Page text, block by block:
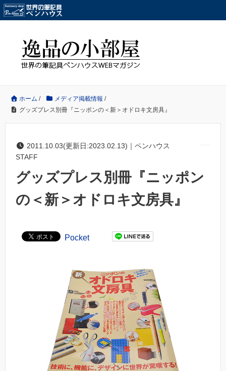
ホーム / メディア掲載情報 /
グッズプレス別冊『ニッポンの＜新＞オドロキ文房具』
2011.10.03(更新日:2023.02.13)｜ペンハウス
STAFF
グッズプレス別冊『ニッポン
の＜新＞オドロキ文房具』
Pocket